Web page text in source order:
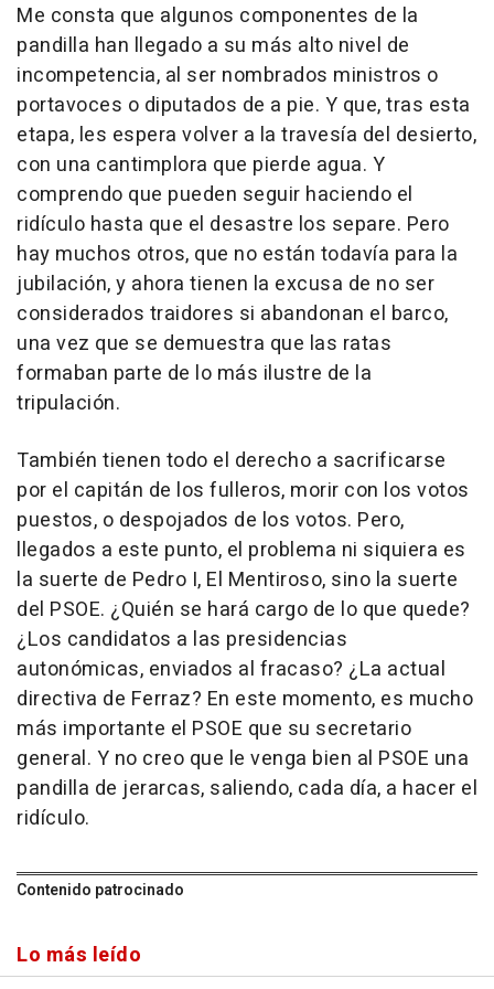
Me consta que algunos componentes de la
pandilla han llegado a su más alto nivel de
incompetencia, al ser nombrados ministros o
portavoces o diputados de a pie. Y que, tras esta
etapa, les espera volver a la travesía del desierto,
con una cantimplora que pierde agua. Y
comprendo que pueden seguir haciendo el
ridículo hasta que el desastre los separe. Pero
hay muchos otros, que no están todavía para la
jubilación, y ahora tienen la excusa de no ser
considerados traidores si abandonan el barco,
una vez que se demuestra que las ratas
formaban parte de lo más ilustre de la
tripulación.
También tienen todo el derecho a sacrificarse
por el capitán de los fulleros, morir con los votos
puestos, o despojados de los votos. Pero,
llegados a este punto, el problema ni siquiera es
la suerte de Pedro I, El Mentiroso, sino la suerte
del PSOE. ¿Quién se hará cargo de lo que quede?
¿Los candidatos a las presidencias
autonómicas, enviados al fracaso? ¿La actual
directiva de Ferraz? En este momento, es mucho
más importante el PSOE que su secretario
general. Y no creo que le venga bien al PSOE una
pandilla de jerarcas, saliendo, cada día, a hacer el
ridículo.
Contenido patrocinado
Lo más leído